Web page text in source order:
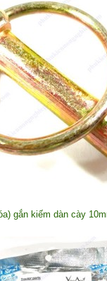
gắn kiếm dàn cày